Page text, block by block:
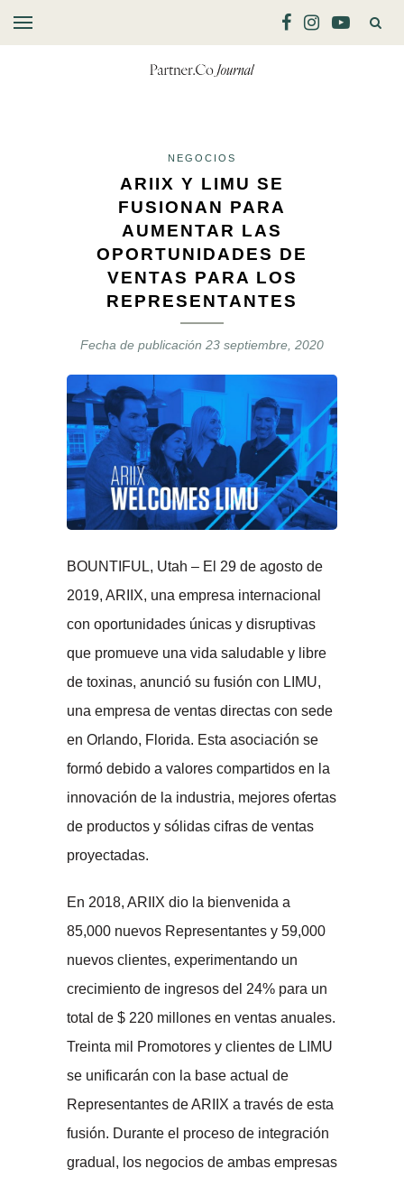
NEGOCIOS
ARIIX Y LIMU SE
FUSIONAN PARA
AUMENTAR LAS
OPORTUNIDADES DE
VENTAS PARA LOS
REPRESENTANTES
Fecha de publicación 23 septiembre, 2020
BOUNTIFUL, Utah – El 29 de agosto de
2019, ARIIX, una empresa internacional
con oportunidades únicas y disruptivas
que promueve una vida saludable y libre
de toxinas, anunció su fusión con LIMU,
una empresa de ventas directas con sede
en Orlando, Florida. Esta asociación se
formó debido a valores compartidos en la
innovación de la industria, mejores ofertas
de productos y sólidas cifras de ventas
proyectadas.
En 2018, ARIIX dio la bienvenida a
85,000 nuevos Representantes y 59,000
nuevos clientes, experimentando un
crecimiento de ingresos del 24% para un
total de $ 220 millones en ventas anuales.
Treinta mil Promotores y clientes de LIMU
se unificarán con la base actual de
Representantes de ARIIX a través de esta
fusión. Durante el proceso de integración
gradual, los negocios de ambas empresas